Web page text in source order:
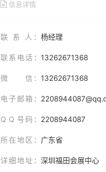
信息详情
联 系 人： 杨经理
联系电话： 13262671368
微 信： 13262671368
电子邮箱：
Q Q 号码： 2208944087
所在地区： 广东省
详细地址： 深圳福田会展中心